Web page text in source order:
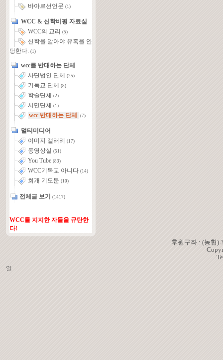
바아르선언문 (1)
WCC & 신학비평 자료실
WCC의 교리
(5)
신학을 알아야 유혹을 안
당한다. (1)
wcc를 반대하는 단체
사단법인 단체
(25)
기독교 단체 (8)
학술단체 (2)
시민단체 (1)
wcc 반대하는 단체 (7)
멀티미디어
이미지 갤러리
(17)
동영상실 (51)
You Tube (83)
WCC기독교 아니다 (14)
회개 기도문 (10)
전체글 보기 (1417)
WCC를 지지한 자들을 규탄한
다!
후원구좌 : (농협)
일